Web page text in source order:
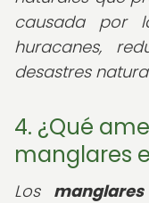
causada por
huracanes,
desastres
4. ¿Qué
manglares
Los manglares